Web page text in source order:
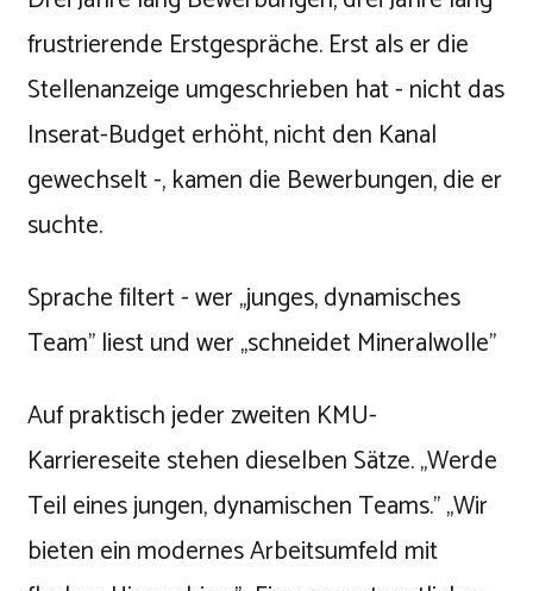
frustrierende Erstgespräche. Erst als er die
Stellenanzeige umgeschrieben hat - nicht das
Inserat-Budget erhöht, nicht den Kanal
gewechselt -, kamen die Bewerbungen, die er
suchte.
Sprache filtert - wer „junges, dynamisches
Team" liest und wer „schneidet Mineralwolle"
Auf praktisch jeder zweiten KMU-
Karriereseite stehen dieselben Sätze. „Werde
Teil eines jungen, dynamischen Teams." „Wir
bieten ein modernes Arbeitsumfeld mit